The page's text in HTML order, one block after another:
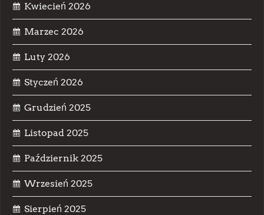
Kwiecień 2026
Marzec 2026
Luty 2026
Styczeń 2026
Grudzień 2025
Listopad 2025
Październik 2025
Wrzesień 2025
Sierpień 2025